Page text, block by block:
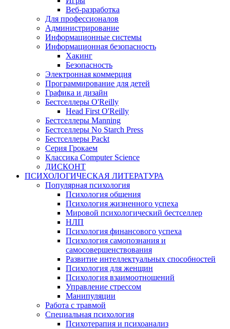
Веб-разработка
Для профессионалов
Администрирование
Информационные системы
Информационная безопасность
Хакинг
Безопасность
Электронная коммерция
Программирование для детей
Графика и дизайн
Бестселлеры O'Reilly
Head First O'Reilly
Бестселлеры Manning
Бестселлеры No Starch Press
Бестселлеры Packt
Серия Грокаем
Классика Computer Science
ДИСКОНТ
ПСИХОЛОГИЧЕСКАЯ ЛИТЕРАТУРА
Популярная психология
Психология общения
Психология жизненного успеха
Мировой психологический бестселлер
НЛП
Психология финансового успеха
Психология самопознания и
самосовершенствования
Развитие интеллектуальных способностей
Психология для женщин
Психология взаимоотношений
Управление стрессом
Манипуляции
Работа с травмой
Специальная психология
Психотерапия и психоанализ